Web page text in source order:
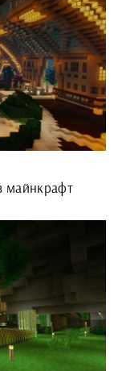
майнкрафт